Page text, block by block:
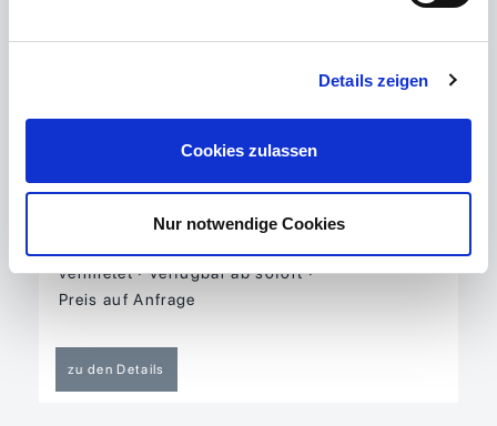
Details zeigen
Cookies zulassen
Nur notwendige Cookies
Mehrfamilienhaus, Renditeobjekt
Objekt-ID 02252 Wohneinheiten 8
Wohnfläche ca. 397,28 m² Nutzfläche ca.
vermietet Verfügbar ab sofort
Preis auf Anfrage
zu den Details